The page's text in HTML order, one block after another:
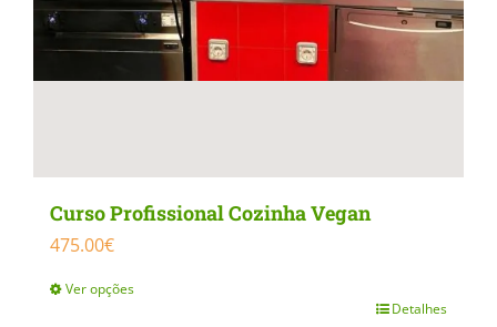
page
Curso Profissional Cozinha Vegan
475.00€
Ver opções
Detalhes